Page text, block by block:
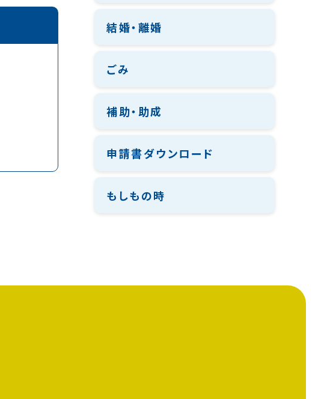
結婚・離婚
ごみ
補助・助成
申請書ダウンロード
もしもの時